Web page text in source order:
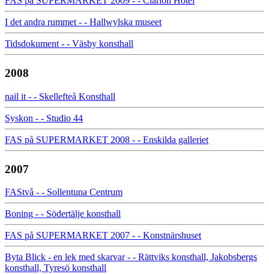
I det andra rummet - - Hallwylska museet
Tidsdokument - - Väsby konsthall
2008
nail it - - Skellefteå Konsthall
Syskon - - Studio 44
FAS på SUPERMARKET 2008 - - Enskilda galleriet
2007
FAStvå - - Sollentuna Centrum
Boning - - Södertälje konsthall
FAS på SUPERMARKET 2007 - - Konstnärshuset
Byta Blick - en lek med skarvar - - Rättviks konsthall, Jakobsbergs
konsthall, Tyresö konsthall